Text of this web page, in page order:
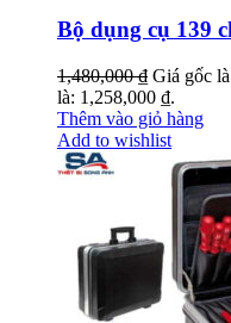
Bộ dụng cụ 139
1,480,000₫ Giá gốc
là: 1,258,000 ₫.
Thêm vào giỏ hàng
Add to wishlist